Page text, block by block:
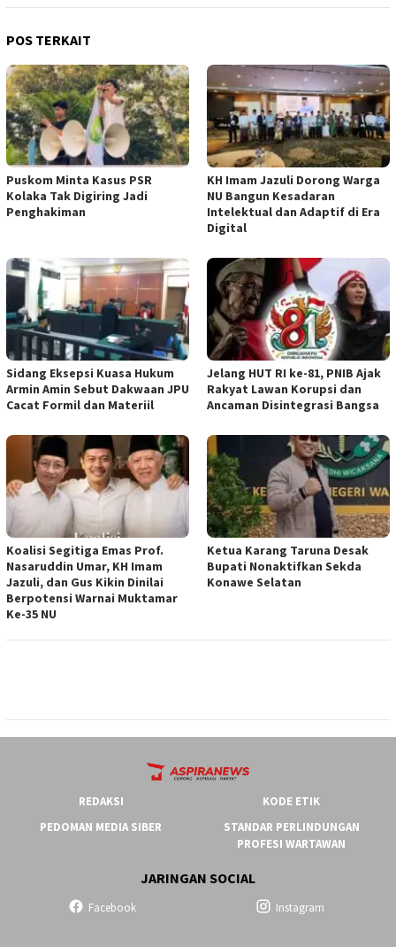
POS TERKAIT
‎Puskom Minta Kasus PSR
Kolaka Tak Digiring Jadi
Penghakiman
KH Imam Jazuli Dorong Warga
NU Bangun Kesadaran
Intelektual dan Adaptif di Era
Digital
‎Sidang Eksepsi Kuasa Hukum
Armin Amin Sebut Dakwaan JPU
Cacat Formil dan Materiil
Jelang HUT RI ke-81, PNIB Ajak
Rakyat Lawan Korupsi dan
Ancaman Disintegrasi Bangsa
Koalisi Segitiga Emas Prof.
Nasaruddin Umar, KH Imam
Jazuli, dan Gus Kikin Dinilai
Berpotensi Warnai Muktamar
Ke-35 NU
Ketua ‎Karang Taruna Desak
Bupati Nonaktifkan Sekda
Konawe Selatan
REDAKSI
KODE ETIK
PEDOMAN MEDIA SIBER
STANDAR PERLINDUNGAN
PROFESI WARTAWAN
JARINGAN SOCIAL
Facebook Instagram